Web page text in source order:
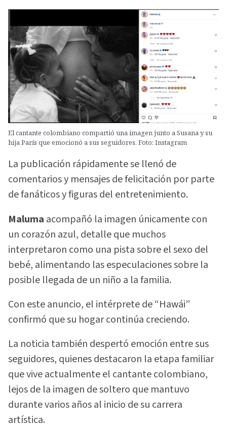
El cantante colombiano compartió una imagen junto a Susana y su
hija París que emocionó a sus seguidores. Foto: Instagram
La publicación rápidamente se llenó de
comentarios y mensajes de felicitación por parte
de fanáticos y figuras del entretenimiento.
Maluma acompañó la imagen únicamente con
un corazón azul, detalle que muchos
interpretaron como una pista sobre el sexo del
bebé, alimentando las especulaciones sobre la
posible llegada de un niño a la familia.
Con este anuncio, el intérprete de “Hawái”
confirmó que su hogar continúa creciendo.
La noticia también despertó emoción entre sus
seguidores, quienes destacaron la etapa familiar
que vive actualmente el cantante colombiano,
lejos de la imagen de soltero que mantuvo
durante varios años al inicio de su carrera
artística.